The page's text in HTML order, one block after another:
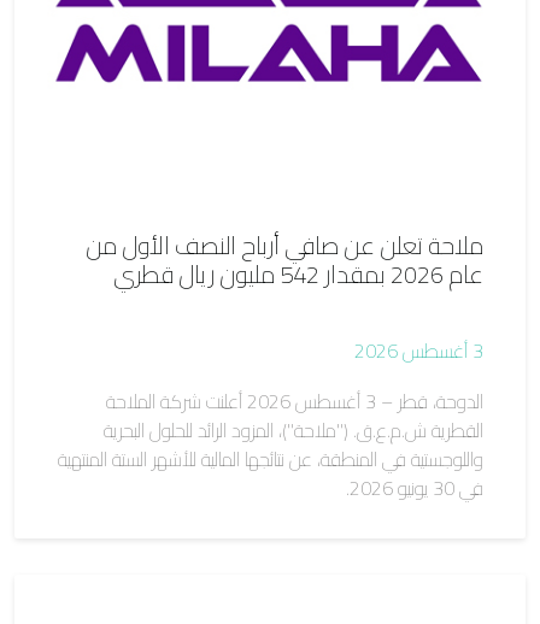
ملاحة تعلن عن صافي أرباح النصف الأول من
عام 2026 بمقدار 542 مليون ريال قطري
3 أغسطس 2026
الدوحة، قطر – 3 أغسطس 2026 أعلنت شركة الملاحة
القطرية ش.م.ع.ق. ("ملاحة")، المزود الرائد للحلول البحرية
واللوجستية في المنطقة، عن نتائجها المالية للأشهر الستة المنتهية
في 30 يونيو 2026.